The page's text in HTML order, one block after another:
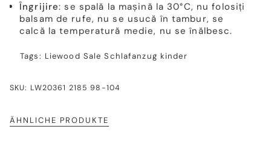
Îngrijire: se spală la mașină la 30°C, nu folosiți
balsam de rufe, nu se usucă în tambur, se
calcă la temperatură medie, nu se înălbesc.
Tags: Liewood Sale Schlafanzug kinder
SKU: LW20361 2185 98-104
ÄHNLICHE PRODUKTE